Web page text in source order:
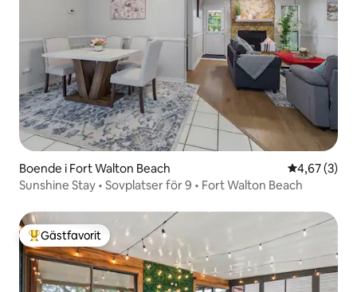
Boende i Fort Walton Beach 4,67 av 5 i
4,67 (3)
Sunshine Stay • Sovplatser för 9 • Fort Walton Beach
Populär gästfavorit
Gästfavorit